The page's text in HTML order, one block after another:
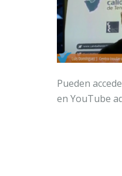
Pueden
en YouTube